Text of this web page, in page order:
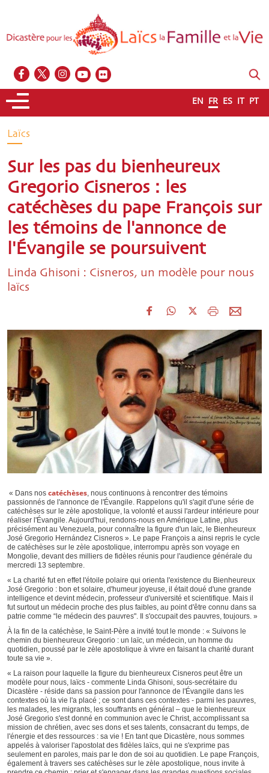
EN FR ES IT PT
Laïcs
Sur les pas du bienheureux
Gregorio Cisneros : les
catéchèses du pape François sur
les témoins de l'annonce de
l'Évangile se poursuivent
Linda Ghisoni : Cisneros, un modèle pour nous
laïcs
« Dans nos catéchèses, nous continuons à rencontrer des témoins
passionnés de l'annonce de l'Évangile. Rappelons qu'il s'agit d'une série de
catéchèses sur le zèle apostolique, la volonté et aussi l'ardeur intérieure pour
réaliser l'Évangile. Aujourd'hui, rendons-nous en Amérique Latine, plus
précisément au Venezuela, pour connaître la figure d'un laïc, le Bienheureux
José Gregorio Hernández Cisneros ». Le pape François a ainsi repris le cycle
de catéchèses sur le zèle apostolique, interrompu après son voyage en
Mongolie, devant des milliers de fidèles réunis pour l'audience générale du
mercredi 13 septembre.
« La charité fut en effet l'étoile polaire qui orienta l'existence du Bienheureux
José Gregorio : bon et solaire, d'humeur joyeuse, il était doué d'une grande
intelligence et devint médecin, professeur d'université et scientifique. Mais il
fut surtout un médecin proche des plus faibles, au point d'être connu dans sa
patrie comme “le médecin des pauvres". Il s'occupait des pauvres, toujours. »
À la fin de la catéchèse, le Saint-Père a invité tout le monde : « Suivons le
chemin du bienheureux Gregorio : un laïc, un médecin, un homme du
quotidien, poussé par le zèle apostolique à vivre en faisant la charité durant
toute sa vie ».
« La raison pour laquelle la figure du bienheureux Cisneros peut être un
modèle pour nous, laïcs - commente Linda Ghisoni, sous-secrétaire du
Dicastère - réside dans sa passion pour l'annonce de l'Évangile dans les
contextes où la vie l'a placé ; ce sont dans ces contextes - parmi les pauvres,
les malades, les migrants, les souffrants en général – que le bienheureux
José Gregorio s'est donné en communion avec le Christ, accomplissant sa
mission de chrétien, avec ses dons et ses talents, consacrant du temps, de
l'énergie et des ressources : sa vie ! En tant que Dicastère, nous sommes
appelés à valoriser l'apostolat des fidèles laïcs, qui ne s'exprime pas
seulement en paroles, mais par le don de soi au quotidien. Le pape François,
également à travers ses catéchèses sur le zèle apostolique, nous invite à